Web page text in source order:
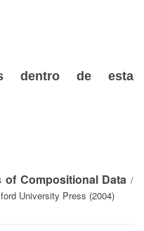
dentro de esta
Compositional Data /
University Press (2004)